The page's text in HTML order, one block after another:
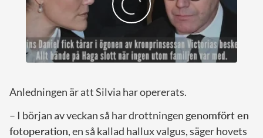
Anledningen är att Silvia har opererats.
– I början av veckan så har drottningen genomfört en
fotoperation, en så kallad hallux valgus, säger hovets